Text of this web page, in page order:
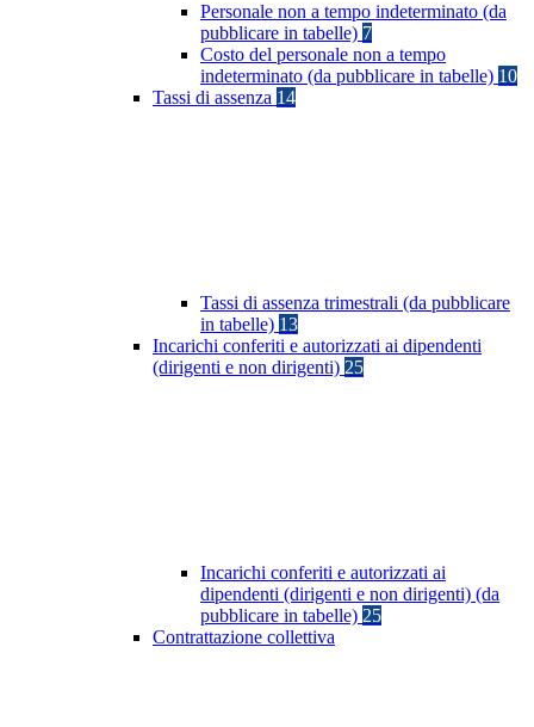
Personale non a tempo indeterminato (da
pubblicare in tabelle) 7
Costo del personale non a tempo
indeterminato (da pubblicare in tabelle) 10
Tassi di assenza 14
Tassi di assenza trimestrali (da pubblicare
in tabelle) 13
Incarichi conferiti e autorizzati ai dipendenti
(dirigenti e non dirigenti) 25
Incarichi conferiti e autorizzati ai
dipendenti (dirigenti e non dirigenti) (da
pubblicare in tabelle) 25
Contrattazione collettiva